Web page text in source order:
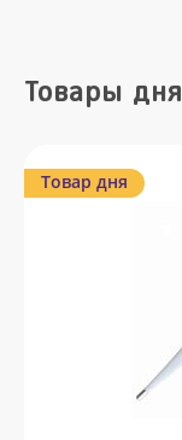
Товары дня
Товар дня